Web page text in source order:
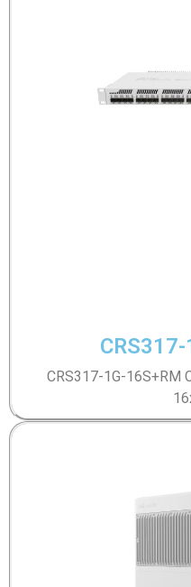
CRS317-1G-16S+RM